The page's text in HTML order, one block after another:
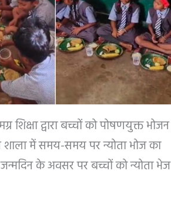
शिक्षा द्वारा बच्चों को पोषणयुक्त भोजन
में समय-समय पर न्योता भोज का
के अवसर पर बच्चों को न्योता भेज